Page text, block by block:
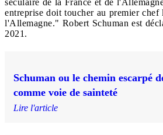
séculaire de la France et de
entreprise doit toucher au premier chef
l'Allemagne." Robert Schuman est
2021.
Schuman ou le chemin escarpé
comme voie de sainteté
Lire l'article